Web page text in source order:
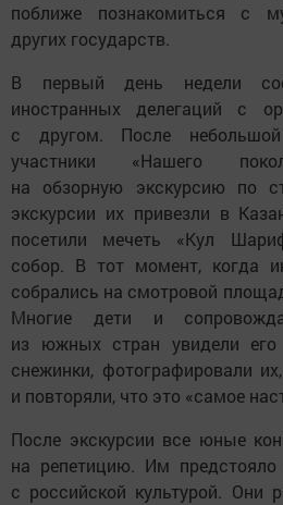
поближе познакомиться с
других государств.
В первый день недели
иностранных делегаций с
с другом. После
участники «Нашего
на обзорную экскурсию по
экскурсии их привезли в
посетили мечеть «Кул
собор. В тот момент, когда
собрались на смотровой
Многие дети и
из южных стран увидели
снежинки, фотографировали
и повторяли, что это «самое
После экскурсии все юные
на репетицию. Им
с российской культурой. Они